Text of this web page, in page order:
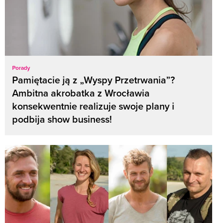
Porady
Pamiętacie ją z „Wyspy Przetrwania”?
Ambitna akrobatka z Wrocławia
konsekwentnie realizuje swoje plany i
podbija show business!